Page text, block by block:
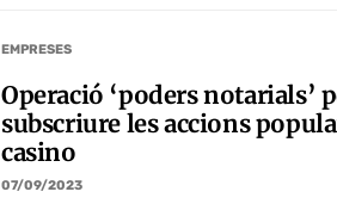
EMPRESES
Operació ‘poders notarials’
subscriure les accions
casino
07/09/2023